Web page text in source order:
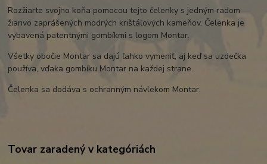
Rozžiarte svojho koňa pomocou tejto čelenky s jedným radom
žiarivo zaprášených modrých krištáľových kameňov. Čelenka je
vybavená patentnými gombíkmi s logom Montar.
Všetky obočie Montar sa dajú ľahko vymeniť, aj keď sa uzdečka
používa, vďaka gombíku Montar na každej strane.
Čelenka sa dodáva s ochranným návlekom Montar.
Tovar zaradený v kategóriách